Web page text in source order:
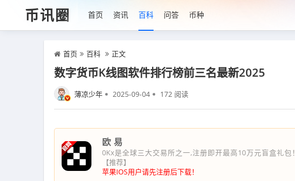
币讯圈 首页 资讯 百科 问答 币种
首页 百科 正文
数字货币K线图软件排行榜前三名最新2025
薄凉少年 2025-09-04 172 阅读
欧 易
0Kx是全球三大交易所之一,注册即开最高10万元盲盒礼包！
【推荐】
苹果IOS用户请先注册后下载！